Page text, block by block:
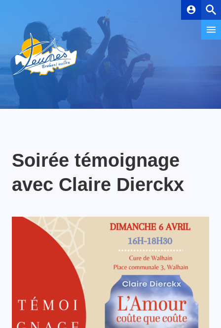
account_circle
Soirée témoignage
avec Claire Dierckx